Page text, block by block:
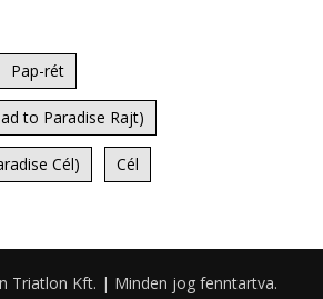
Pap-rét
to Paradise Rajt)
Cél) Cél
Triatlon Kft. | Minden jog fenntartva.